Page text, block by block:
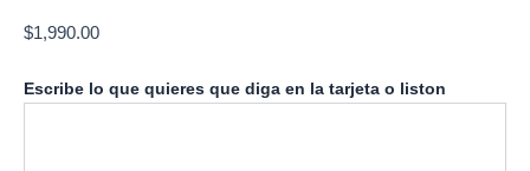
$1,990.00
Escribe lo que quieres que diga en la tarjeta o liston
Ramo
siempre